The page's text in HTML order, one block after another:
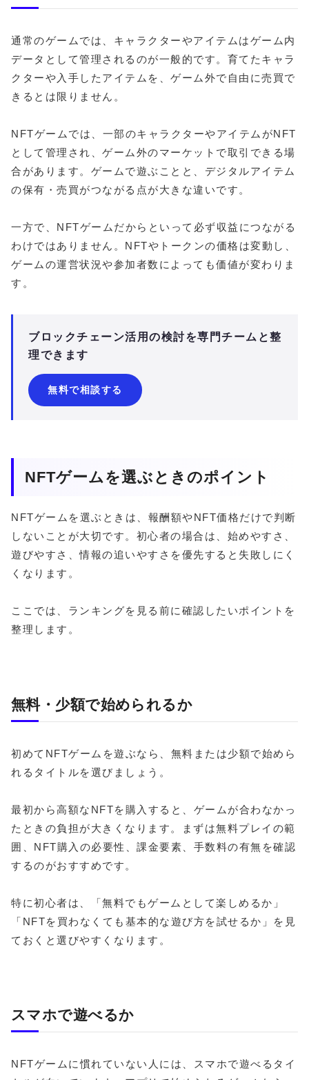
通常のゲームでは、キャラクターやアイテムはゲーム内
データとして管理されるのが一般的です。育てたキャラ
クターや入手したアイテムを、ゲーム外で自由に売買で
きるとは限りません。
NFTゲームでは、一部のキャラクターやアイテムがNFT
として管理され、ゲーム外のマーケットで取引できる場
合があります。ゲームで遊ぶことと、デジタルアイテム
の保有・売買がつながる点が大きな違いです。
一方で、NFTゲームだからといって必ず収益につながる
わけではありません。NFTやトークンの価格は変動し、
ゲームの運営状況や参加者数によっても価値が変わりま
す。
ブロックチェーン活用の検討を専門チームと整
理できます
無料で相談する
NFTゲームを選ぶときのポイント
NFTゲームを選ぶときは、報酬額やNFT価格だけで判断
しないことが大切です。初心者の場合は、始めやすさ、
遊びやすさ、情報の追いやすさを優先すると失敗しにく
くなります。
ここでは、ランキングを見る前に確認したいポイントを
整理します。
無料・少額で始められるか
初めてNFTゲームを遊ぶなら、無料または少額で始めら
れるタイトルを選びましょう。
最初から高額なNFTを購入すると、ゲームが合わなかっ
たときの負担が大きくなります。まずは無料プレイの範
囲、NFT購入の必要性、課金要素、手数料の有無を確認
するのがおすすめです。
特に初心者は、「無料でもゲームとして楽しめるか」
「NFTを買わなくても基本的な遊び方を試せるか」を見
ておくと選びやすくなります。
スマホで遊べるか
NFTゲームに慣れていない人には、スマホで遊べるタイ